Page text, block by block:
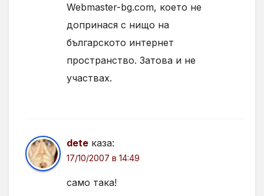
Webmaster-bg.com, което не
допринася с нищо на
българското интернет
пространство. Затова и не
участвах.
dete каза:
17/10/2007 в 14:49
само така!